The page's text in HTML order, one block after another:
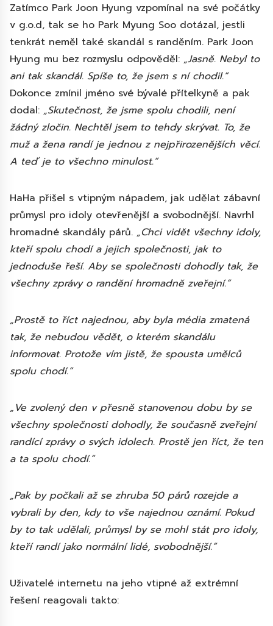
Zatímco Park Joon Hyung vzpomínal na své počátky
v g.o.d, tak se ho Park Myung Soo dotázal, jestli
tenkrát neměl také skandál s randěním. Park Joon
Hyung mu bez rozmyslu odpověděl: „Jasně. Nebyl to
ani tak skandál. Spíše to, že jsem s ní chodil.“
Dokonce zmínil jméno své bývalé přítelkyně a pak
dodal: „Skutečnost, že jsme spolu chodili, není
žádný zločin. Nechtěl jsem to tehdy skrývat. To, že
muž a žena randí je jednou z nejpřirozenějších věcí.
A teď je to všechno minulost.“
HaHa přišel s vtipným nápadem, jak udělat zábavní
průmysl pro idoly otevřenější a svobodnější. Navrhl
hromadné skandály párů. „Chci vidět všechny idoly,
kteří spolu chodí a jejich společnosti, jak to
jednoduše řeší. Aby se společnosti dohodly tak, že
všechny zprávy o randění hromadně zveřejní.“
„Prostě to říct najednou, aby byla média zmatená
tak, že nebudou vědět, o kterém skandálu
informovat. Protože vím jistě, že spousta umělců
spolu chodí.“
„Ve zvolený den v přesně stanovenou dobu by se
všechny společnosti dohodly, že současně zveřejní
randící zprávy o svých idolech. Prostě jen říct, že ten
a ta spolu chodí.“
„Pak by počkali až se zhruba 50 párů rozejde a
vybrali by den, kdy to vše najednou oznámí. Pokud
by to tak udělali, průmysl by se mohl stát pro idoly,
kteří randí jako normální lidé, svobodnější.“
Uživatelé internetu na jeho vtipné až extrémní
řešení reagovali takto: